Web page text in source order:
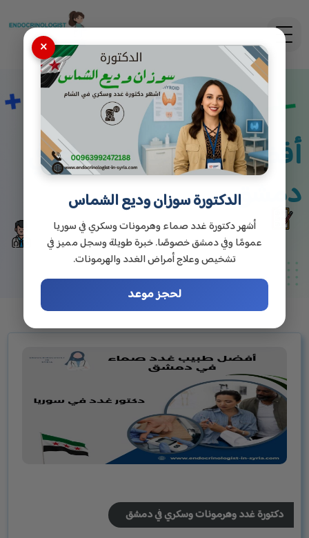
أفضل طبيب غدد صماء في
دمشق
دكتورة غدد وهرمونات وسكري في دمشق
×
الدكتورة سوزان وديع الشماس
أشهر دكتورة غدد صماء وهرمونات وسكري في سوريا
عمومًا وفي دمشق خصوصًا. خبرة طويلة وسجل مميز في
تشخيص وعلاج أمراض الغدد والهرمونات.
لحجز موعد